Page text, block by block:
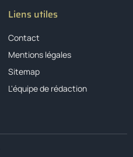
Liens utiles
Contact
Mentions légales
Sitemap
L'équipe de rédaction